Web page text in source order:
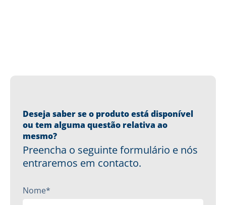
Deseja saber se o produto está disponível
ou tem alguma questão relativa ao
mesmo?
Preencha o seguinte formulário e nós
entraremos em contacto.
Nome*